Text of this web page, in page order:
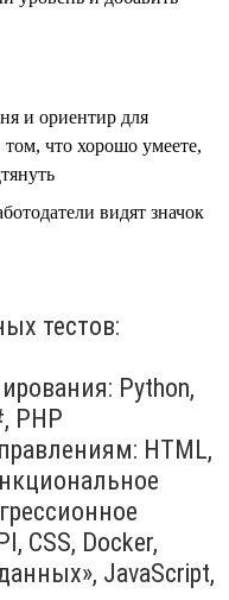
и ориентир для
том, что хорошо умеете,
видят значок
тестов:
Python,
PHP
HTML,
CSS, Docker,
JavaScript,